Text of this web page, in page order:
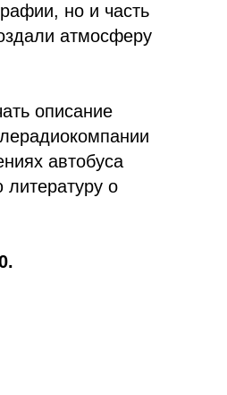
но и часть
атмосферу
описание
автобуса
о